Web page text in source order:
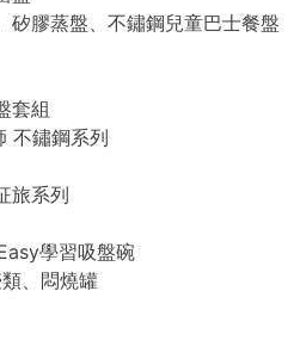
矽膠蒸盤、不鏽鋼兒童巴士餐盤
套組
不鏽鋼系列
旅系列
學習吸盤碗
、悶燒罐